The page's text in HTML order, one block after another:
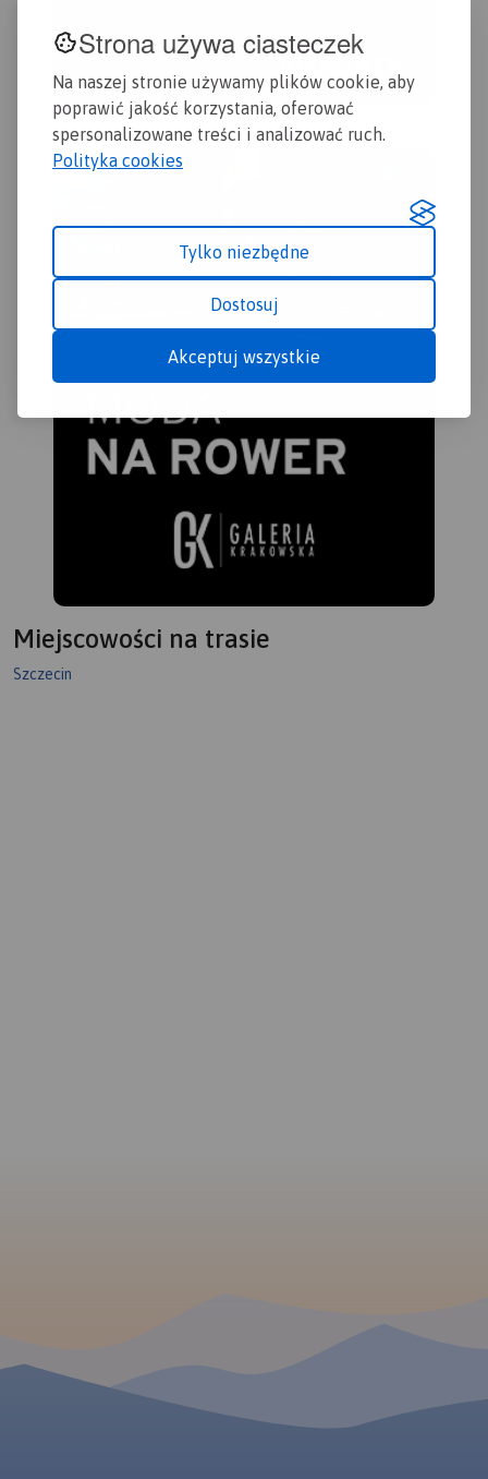
Strona używa ciasteczek
Na naszej stronie używamy plików cookie, aby
poprawić jakość korzystania, oferować
spersonalizowane treści i analizować ruch.
Polityka cookies
Tylko niezbędne
Dostosuj
Akceptuj wszystkie
Miejscowości na trasie
Szczecin